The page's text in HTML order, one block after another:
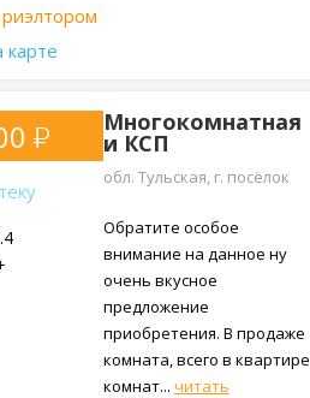
риэлтором
карте
Многокомнатная
и КСП
обл. Тульская, г. посёлок
Горького, 26
Обратите особое
внимание на данное ну
очень вкусное
предложение
приобретения. В продаже
комната, всего в квартире
комнат... читать